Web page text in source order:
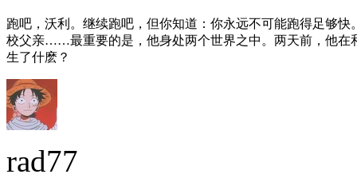
跑吧，沃利。继续跑吧，但你知道：你永远不可能跑得足够
校父亲……最重要的是，他身处两个世界之中。两天前，他在
生了什麽？
rad77